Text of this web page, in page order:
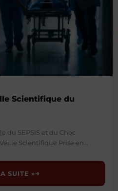
Scientifique du
du SEPSIS et du Choc
Scientifique Prise en
SUITE »